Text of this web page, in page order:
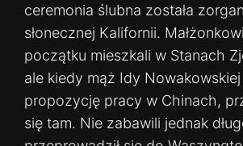
ceremonia ślubna została
słonecznej Kalifornii.
początku mieszkali w Stanach
ale kiedy mąż Idy Nowakowskiej
propozycję pracy w Chinach,
się tam. Nie zabawili jednak